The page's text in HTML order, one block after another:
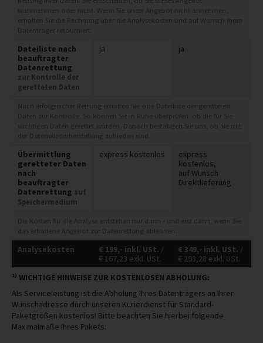
Dateiliste nach
beauftragter
Datenrettung
zur Kontrolle der
geretteten Daten
ja ja
Übermittlung
geretteter Daten
nach
beauftragter
Datenrettung auf
Speichermedium
express kostenlos
express
kostenlos,
auf Wunsch
Direktlieferung
Analysekosten € 199,- inkl. USt. /
€ 167,23 exkl. USt.
€ 349,- inkl. USt. /
€ 293,28 exkl. USt.
1) WICHTIGE HINWEISE ZUR KOSTENLOSEN ABHOLUNG:
Als Serviceleistung ist die Abholung Ihres Datenträgers an Ihrer
Wunschadresse durch unseren Kurierdienst für Standard-
Paketgrößen kostenlos! Bitte beachten Sie hierbei folgende
Maximalmaße Ihres Pakets: